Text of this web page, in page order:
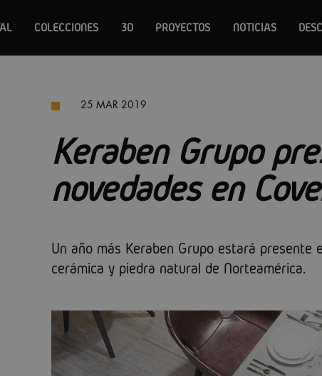
COLECCIONES 3D PROYECTOS NOTICIAS
25 MAR 2019
Keraben Grupo
novedades en
Un año más Keraben Grupo estará presente
cerámica y piedra natural de Norteamérica.